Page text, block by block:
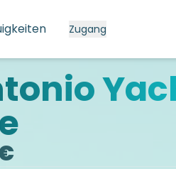
Zugang